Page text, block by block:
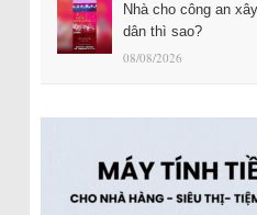
Nhà cho công an
dân thì sao?
08/08/2026